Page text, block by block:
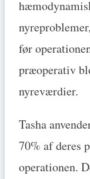
før
præoperativ
nyreværdier.
Tasha
70% af deres
operationen.